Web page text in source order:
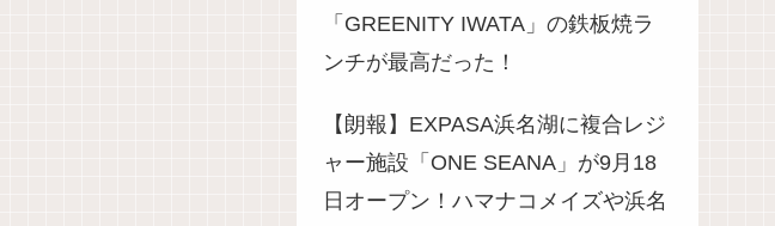
「GREENITY IWATA」の鉄板焼ラ
ンチが最高だった！
【朗報】EXPASA浜名湖に複合レジ
ャー施設「ONE SEANA」が9月18
日オープン！ハマナコメイズや浜名